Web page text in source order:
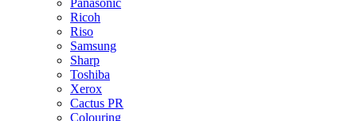
Panasonic
Ricoh
Riso
Samsung
Sharp
Toshiba
Xerox
Cactus PR
Colouring